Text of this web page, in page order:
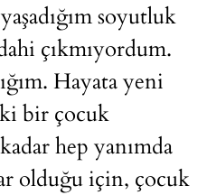
soyutluk
çıkmıyordum.
Hayata yeni
bir çocuk
hep yanımda
olduğu için, çocuk